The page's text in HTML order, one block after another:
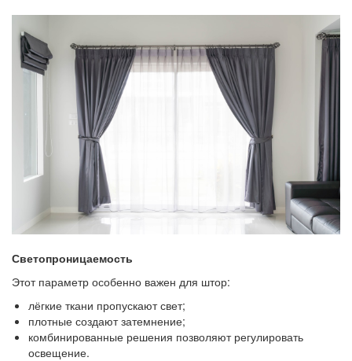
Светопроницаемость
Этот параметр особенно важен для штор:
лёгкие ткани пропускают свет;
плотные создают затемнение;
комбинированные решения позволяют регулировать
освещение.